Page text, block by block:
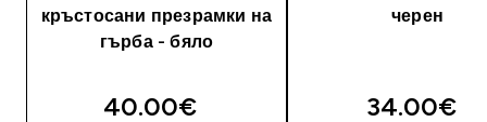
кръстосани презрамки на
гърба - бяло
40.00€‎
черен
34.00€‎